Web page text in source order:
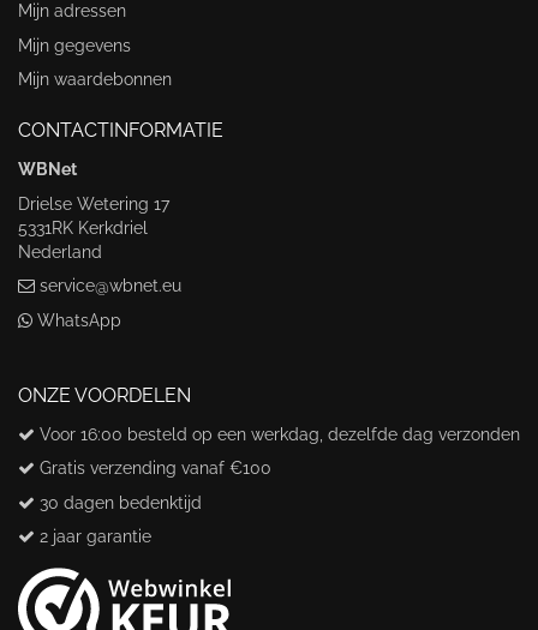
Mijn adressen
Mijn gegevens
Mijn waardebonnen
CONTACTINFORMATIE
WBNet
Drielse Wetering 17
5331RK Kerkdriel
Nederland
service@wbnet.eu
WhatsApp
ONZE VOORDELEN
Voor 16:00 besteld op een werkdag, dezelfde dag verzonden
Gratis verzending vanaf €100
30 dagen bedenktijd
2 jaar garantie